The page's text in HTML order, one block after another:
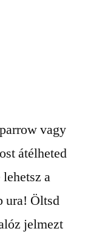
vagy
átélheted
a
ura! Öltsd
jelmezt